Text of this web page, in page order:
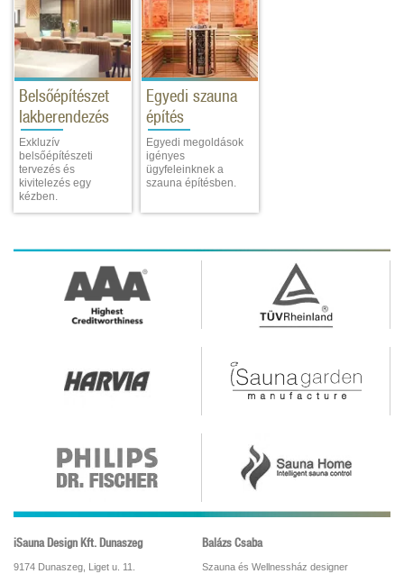
Belsőépítészet
lakberendezés
Exkluzív
belsőépítészeti
tervezés és
kivitelezés egy
kézben.
Egyedi szauna
építés
Egyedi megoldások
igényes
ügyfeleinknek a
szauna építésben.
iSauna Design Kft. Dunaszeg
9174 Dunaszeg, Liget u. 11.
Balázs Csaba
Szauna és Wellnessház designer